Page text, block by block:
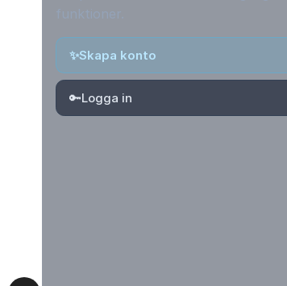
✨Skapa konto
🔑Logga in